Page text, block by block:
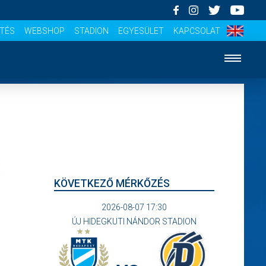
WEBSHOP STADION EGYESÜLET KAPCSOLAT
KÖVETKEZŐ MÉRKŐZÉS
2026-08-07 17:30
ÚJ HIDEGKUTI NÁNDOR STADION